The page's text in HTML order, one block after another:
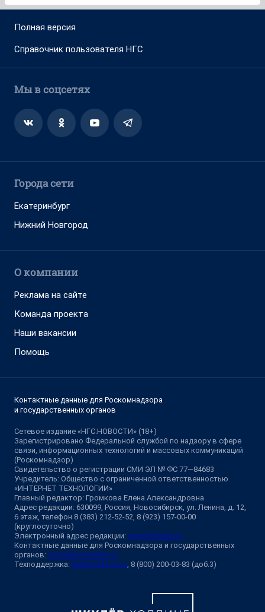
Полная версия
Справочник пользователя НГС
Мы в соцсетях
Города сети
Екатеринбург
Нижний Новгород
О компании
Реклама на сайте
Команда проекта
Наши вакансии
Помощь
Контактные данные для Роскомнадзора
и государственных органов
Сетевое издание «НГС.НОВОСТИ» (18+)
Зарегистрировано Федеральной службой по надзору в сфере
связи, информационных технологий и массовых коммуникаций
(Роскомнадзор)
Свидетельство о регистрации СМИ ЭЛ № ФС 77—84683
Учредитель: Общество с ограниченной ответственностью
«ИНТЕРНЕТ ТЕХНОЛОГИИ»
Главный редактор: Громкова Елена Александровна
Адрес редакции: 630099, Россия, Новосибирск, ул. Ленина, д. 12,
6 этаж, телефон 8 (383) 212-52-52, 8 (923) 157-00-00
(круглосуточно)
Электронный адрес редакции: ngs@shkulev.ru
Контактные данные для Роскомнадзора и государственных
органов: juristnsk@shkulev.ru
Техподдержка: help@shkulev.ru, 8 (800) 200-03-83 (доб.3)